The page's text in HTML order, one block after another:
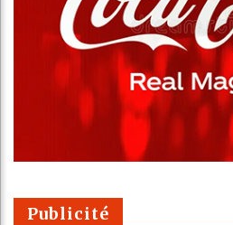
Publicité